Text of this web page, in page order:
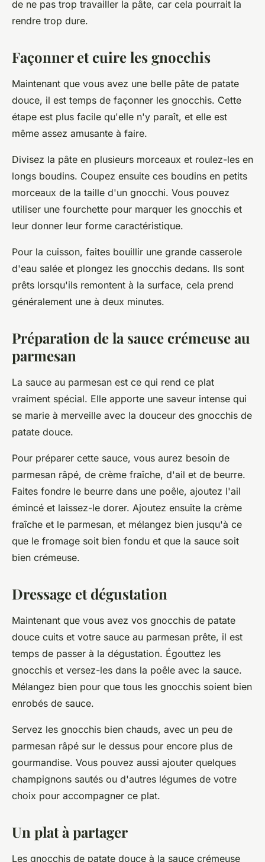
de ne pas trop travailler la pâte, car cela pourrait la
rendre trop dure.
Façonner et cuire les gnocchis
Maintenant que vous avez une belle pâte de patate
douce, il est temps de façonner les gnocchis. Cette
étape est plus facile qu'elle n'y paraît, et elle est
même assez amusante à faire.
Divisez la pâte en plusieurs morceaux et roulez-les en
longs boudins. Coupez ensuite ces boudins en petits
morceaux de la taille d'un gnocchi. Vous pouvez
utiliser une fourchette pour marquer les gnocchis et
leur donner leur forme caractéristique.
Pour la cuisson, faites bouillir une grande casserole
d'eau salée et plongez les gnocchis dedans. Ils sont
prêts lorsqu'ils remontent à la surface, cela prend
généralement une à deux minutes.
Préparation de la sauce crémeuse au
parmesan
La sauce au parmesan est ce qui rend ce plat
vraiment spécial. Elle apporte une saveur intense qui
se marie à merveille avec la douceur des gnocchis de
patate douce.
Pour préparer cette sauce, vous aurez besoin de
parmesan râpé, de crème fraîche, d'ail et de beurre.
Faites fondre le beurre dans une poêle, ajoutez l'ail
émincé et laissez-le dorer. Ajoutez ensuite la crème
fraîche et le parmesan, et mélangez bien jusqu'à ce
que le fromage soit bien fondu et que la sauce soit
bien crémeuse.
Dressage et dégustation
Maintenant que vous avez vos gnocchis de patate
douce cuits et votre sauce au parmesan prête, il est
temps de passer à la dégustation. Égouttez les
gnocchis et versez-les dans la poêle avec la sauce.
Mélangez bien pour que tous les gnocchis soient bien
enrobés de sauce.
Servez les gnocchis bien chauds, avec un peu de
parmesan râpé sur le dessus pour encore plus de
gourmandise. Vous pouvez aussi ajouter quelques
champignons sautés ou d'autres légumes de votre
choix pour accompagner ce plat.
Un plat à partager
Les gnocchis de patate douce à la sauce crémeuse